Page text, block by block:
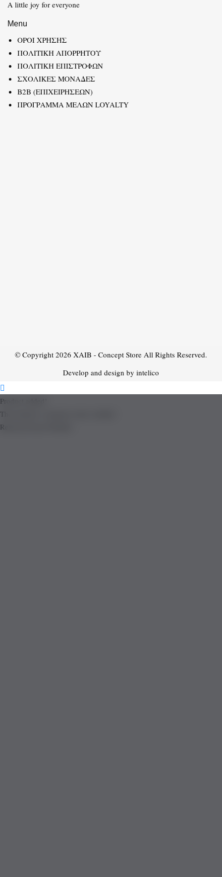
A little joy for everyone
Menu
ΟΡΟΙ ΧΡΗΣΗΣ
ΠΟΛΙΤΙΚΗ ΑΠΟΡΡΗΤΟΥ
ΠΟΛΙΤΙΚΗ ΕΠΙΣΤΡΟΦΩΝ
ΣΧΟΛΙΚΕΣ ΜΟΝΑΔΕΣ
B2B (ΕΠΙΧΕΙΡΗΣΕΩΝ)
ΠΡΟΓΡΑΜΜΑ ΜΕΛΩΝ LOYALTY
© Copyright 2026 XAIB - Concept Store All Rights Reserved.
Develop and design by intelico
Product added!
The product is already in the wishlist!
Removed from Wishlist